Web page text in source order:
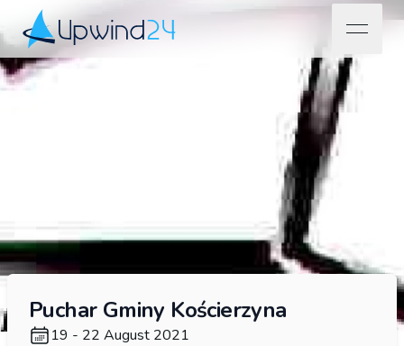
Upwind24
open
Puchar Gminy Kościerzyna
19 - 22 August 2021